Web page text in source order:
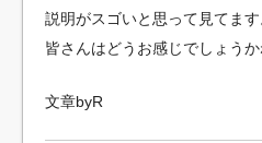
説明がスゴいと思って見てます
皆さんはどうお感じでしょうか
文章byR